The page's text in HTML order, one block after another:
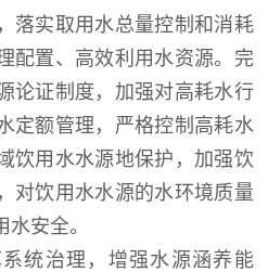
落实取用水总量控制和消耗
配置、高效利用水资源。完
论证制度，加强对高耗水行
定额管理，严格控制高耗水
饮用水水源地保护，加强饮
对饮用水水源的水环境质量
安全。
统治理，增强水源涵养能